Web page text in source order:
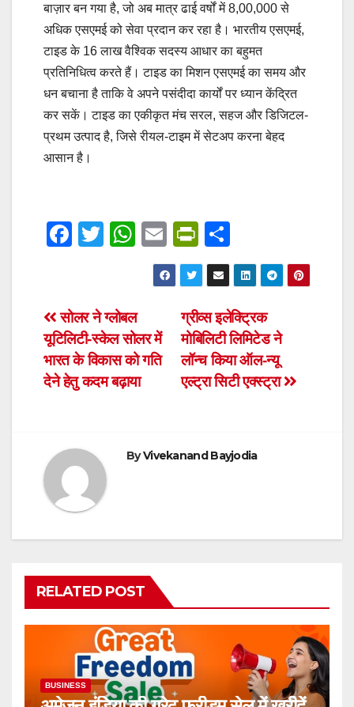
बाज़ार बन गया है, जो अब मात्र ढाई वर्षों में 8,00,000 से
अधिक एसएमई को सेवा प्रदान कर रहा है। भारतीय एसएमई,
टाइड के 16 लाख वैश्विक सदस्य आधार का बहुमत
प्रतिनिधित्व करते हैं। टाइड का मिशन एसएमई का समय और
धन बचाना है ताकि वे अपने पसंदीदा कार्यों पर ध्यान केंद्रित
कर सकें। टाइड का एकीकृत मंच सरल, सहज और डिजिटल-
प्रथम उत्पाद है, जिसे रीयल-टाइम में सेटअप करना बेहद
आसान है।
F
e
b
o
o
T
er
W
at
s
A
p
p
E
m
ail
Pr
in
tF
ri
e
n
dl
h
ar
e
Post
navigation
ग्रीव्स इलेक्ट्रिक
मोबिलिटी लिमिटेड ने
लॉन्च किया ऑल-न्यू
एल्ट्रा सिटी एक्स्ट्रा
सोलर ने ग्लोबल
यूटिलिटी-स्केल सोलर में
भारत के विकास को गति
देने हेतु कदम बढ़ाया
ByVivekanand Bayjodia
RELATED POST
BUSINESS